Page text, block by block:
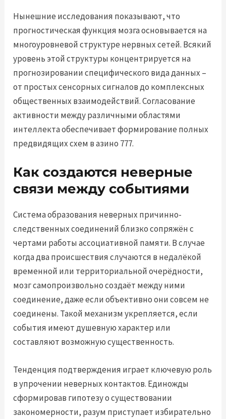
Нынешние исследования показывают, что
прогностическая функция мозга основывается на
многоуровневой структуре нервных сетей. Всякий
уровень этой структуры концентрируется на
прогнозировании специфического вида данных –
от простых сенсорных сигналов до комплексных
общественных взаимодействий. Согласование
активности между различными областями
интеллекта обеспечивает формирование полных
предвидящих схем в азино 777.
Как создаются неверные
связи между событиями
Система образования неверных причинно-
следственных соединений близко сопряжён с
чертами работы ассоциативной памяти. В случае
когда два происшествия случаются в недалёкой
временной или территориальной очерёдности,
мозг самопроизвольно создаёт между ними
соединение, даже если объективно они совсем не
соединены. Такой механизм укрепляется, если
события имеют душевную характер или
составляют возможную существенность.
Тенденция подтверждения играет ключевую роль
в упрочении неверных контактов. Единожды
сформировав гипотезу о существовании
закономерности, разум приступает избирательно